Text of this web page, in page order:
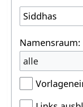
Namensraum:
alle